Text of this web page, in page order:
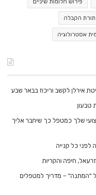
פירוש חלומות שיניים
תורת הקבלה
אסטרולוגיה
אירלן לקשב וריכוז בבאר שבע
טבעון
שלך כמטפל כך שיחבר אליך
כל קנייה
חיפה והקריות
"המתנה" – מדריך למטפלים